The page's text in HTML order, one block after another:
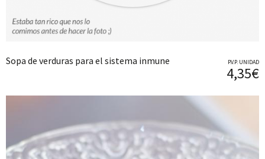
Sopa de verduras para el sistema inmune P.V.P. UNIDAD
4,35€